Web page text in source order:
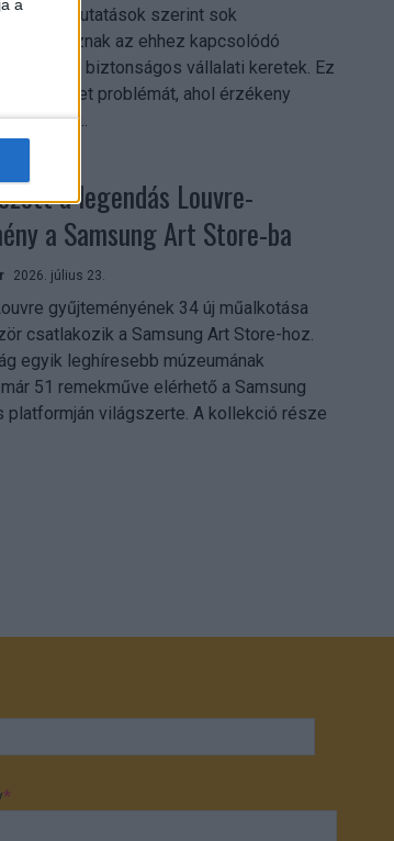
a
ám friss kutatások szerint sok
hiányoznak az ehhez kapcsolódó
és biztonságos vállalati keretek. Ez
ott jelenthet problémát, ahol érzékeny
a legendás Louvre-
a Samsung Art Store-ba
2026. július 23.
gyűjteményének 34 új műalkotása
csatlakozik a Samsung Art Store-hoz.
egyik leghíresebb múzeumának
51 remekműve elérhető a Samsung
platformján világszerte. A kollekció része
*